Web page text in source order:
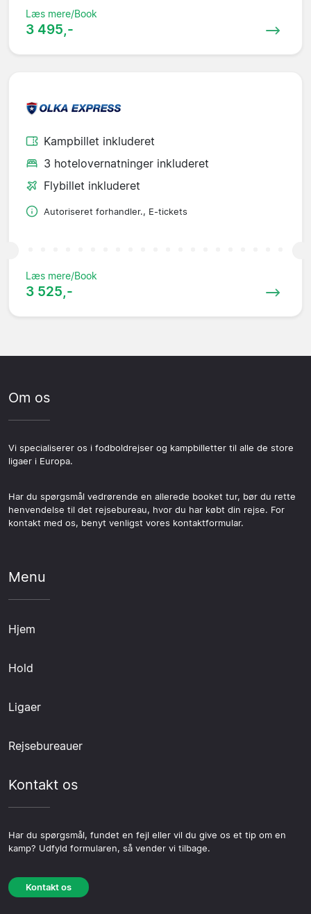
Læs mere/Book
3 495,-
Kampbillet inkluderet
3 hotelovernatninger inkluderet
Flybillet inkluderet
Autoriseret forhandler., E-tickets
Læs mere/Book
3 525,-
Om os
Vi specialiserer os i fodboldrejser og kampbilletter til alle de store
ligaer i Europa.
Har du spørgsmål vedrørende en allerede booket tur, bør du rette
henvendelse til det rejsebureau, hvor du har købt din rejse. For
kontakt med os, benyt venligst vores kontaktformular.
Menu
Hjem
Hold
Ligaer
Rejsebureauer
Kontakt os
Har du spørgsmål, fundet en fejl eller vil du give os et tip om en
kamp? Udfyld formularen, så vender vi tilbage.
Kontakt os